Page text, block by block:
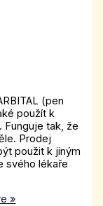
(pen
použít k
Funguje tak, že
Prodej
použit k jiným
svého lékaře
»